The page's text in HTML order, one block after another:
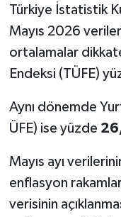
Türkiye İstatistik
Mayıs 2026
ortalamalar
Endeksi (TÜFE)
Aynı dönemde
ÜFE) ise yüzde
Mayıs ayı
enflasyon
verisinin